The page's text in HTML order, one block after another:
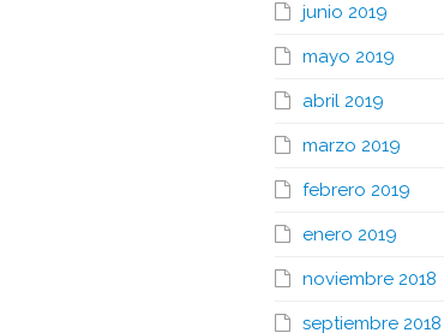
junio 2019
mayo 2019
abril 2019
marzo 2019
febrero 2019
enero 2019
noviembre 2018
septiembre 2018